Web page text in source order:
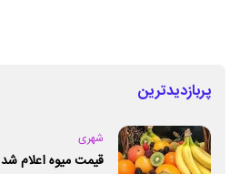
پربازدیدترین
شهری
قیمت میوه اعلام شد